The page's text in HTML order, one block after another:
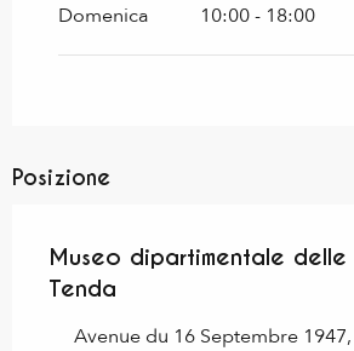
Domenica 10:00 - 18:00
Posizione
Museo dipartimentale
Tenda
Avenue du 16 Septembre